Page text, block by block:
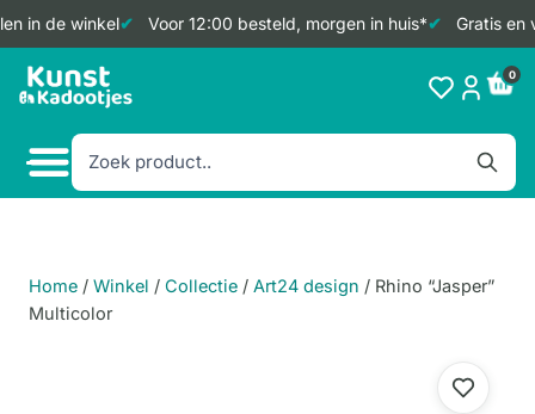
in de winkel Voor 12:00 besteld, morgen in huis* Gratis en
Doorgaan
naar
0
Home / Winkel / Collectie / Art24 design / Rhino “Jasper”
Multicolor